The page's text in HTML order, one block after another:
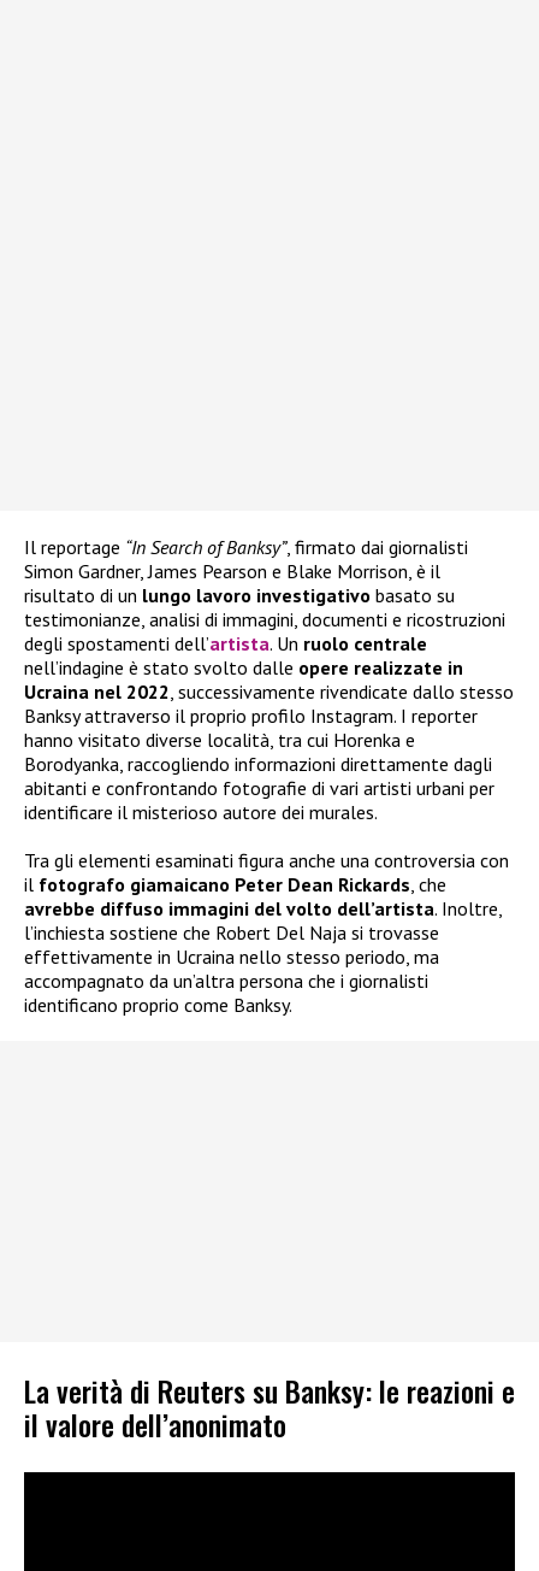
Il reportage “In Search of Banksy”, firmato dai giornalisti
Simon Gardner, James Pearson e Blake Morrison, è il
risultato di un lungo lavoro investigativo basato su
testimonianze, analisi di immagini, documenti e ricostruzioni
degli spostamenti dell’artista. Un ruolo centrale
nell’indagine è stato svolto dalle opere realizzate in
Ucraina nel 2022 , successivamente rivendicate dallo stesso
Banksy attraverso il proprio profilo Instagram. I reporter
hanno visitato diverse località, tra cui Horenka e
Borodyanka, raccogliendo informazioni direttamente dagli
abitanti e confrontando fotografie di vari artisti urbani per
identificare il misterioso autore dei murales.
Tra gli elementi esaminati figura anche una controversia con
il fotografo giamaicano Peter Dean Rickards , che
avrebbe diffuso immagini del volto dell’artista. Inoltre,
l’inchiesta sostiene che Robert Del Naja si trovasse
effettivamente in Ucraina nello stesso periodo, ma
accompagnato da un’altra persona che i giornalisti
identificano proprio come Banksy.
La verità di Reuters su Banksy: le reazioni e
il valore dell’anonimato